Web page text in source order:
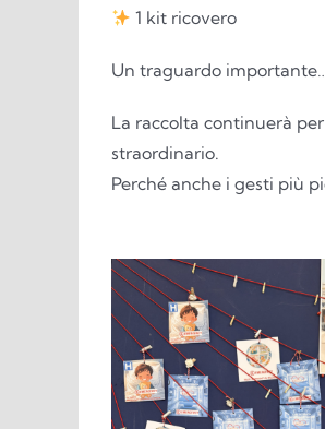
1 kit ricovero
Un traguardo
La raccolta continuerà
straordinario.
Perché anche i gesti più